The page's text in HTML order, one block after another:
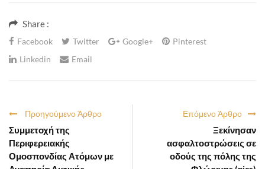
Share :
Facebook Twitter Google+
Pinterest
Linkedin
Email
Επόμενο Άρθρο
Ξεκίνησαν
ασφαλτοστρώσεις σε
οδούς της πόλης της
Προηγούμενο Άρθρο
Συμμετοχή της
Περιφερειακής
Ομοσπονδίας Ατόμων με